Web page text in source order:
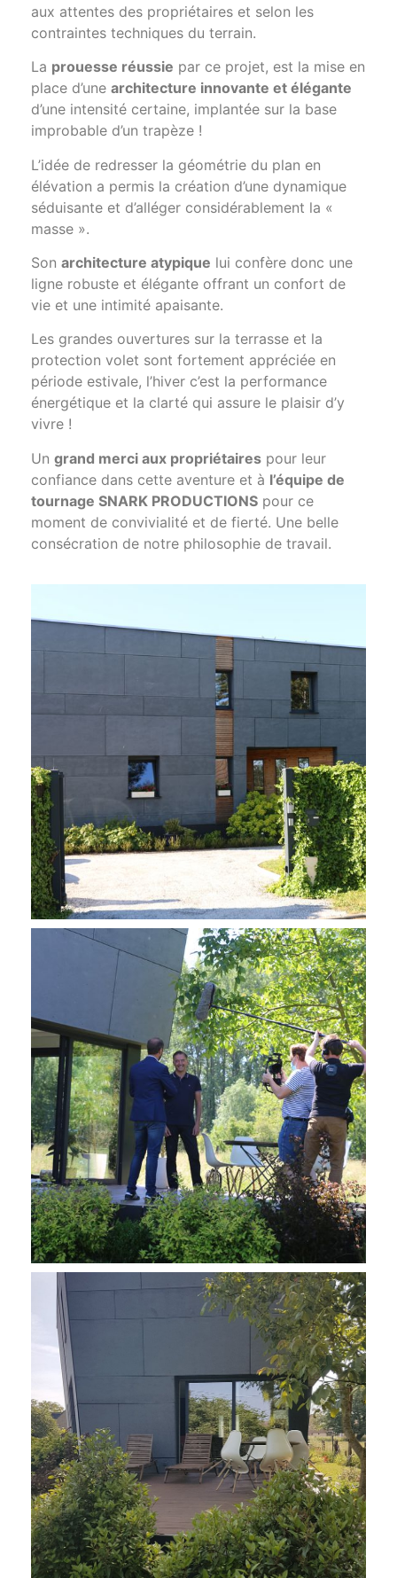
aux attentes des propriétaires et selon les
contraintes techniques du terrain.
La prouesse réussie par ce projet, est la mise en
place d’une architecture innovante et élégante
d’une intensité certaine, implantée sur la base
improbable d’un trapèze !
L’idée de redresser la géométrie du plan en
élévation a permis la création d’une dynamique
séduisante et d’alléger considérablement la «
masse ».
Son architecture atypique lui confère donc une
ligne robuste et élégante offrant un confort de
vie et une intimité apaisante.
Les grandes ouvertures sur la terrasse et la
protection volet sont fortement appréciée en
période estivale, l’hiver c’est la performance
énergétique et la clarté qui assure le plaisir d’y
vivre !
Un grand merci aux propriétaires pour leur
confiance dans cette aventure et à l’équipe de
tournage SNARK PRODUCTIONS pour ce
moment de convivialité et de fierté. Une belle
consécration de notre philosophie de travail.